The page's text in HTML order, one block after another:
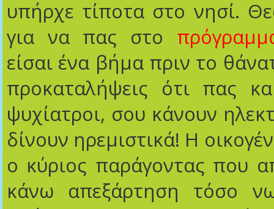
υπήρχε τίποτα στο νησί.
για να πας στο
είσαι ένα βήμα πριν το
προκαταλήψεις ότι πας
ψυχίατροι, σου κάνουν
δίνουν ηρεμιστικά! Η
ο κύριος παράγοντας που
κάνω απεξάρτηση τόσο